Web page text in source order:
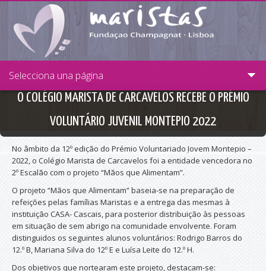
Passar para o conteúdo principal
Selecciona una página
O COLÉGIO MARISTA DE CARCAVELOS RECEBE O PRÉMIO
VOLUNTÁRIO JUVENIL MONTEPIO 2022
No âmbito da 12º edição do Prémio Voluntariado Jovem Montepio –
2022, o Colégio Marista de Carcavelos foi a entidade vencedora no
2º Escalão com o projeto “Mãos que Alimentam”.
O projeto “Mãos que Alimentam” baseia-se na preparação de
refeições pelas famílias Maristas e a entrega das mesmas à
instituição CASA- Cascais, para posterior distribuição às pessoas
em situação de sem abrigo na comunidade envolvente. Foram
distinguidos os seguintes alunos voluntários: Rodrigo Barros do
12.º B, Mariana Silva do 12º E e Luísa Leite do 12.º H.
Dos objetivos que nortearam este projeto, destacam-se: